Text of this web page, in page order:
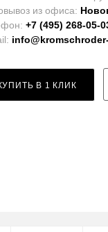
из офиса:
+7 (495) 268-05-
В 1 КЛИК